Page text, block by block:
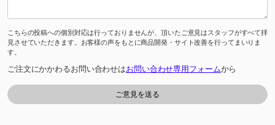
こちらの投稿への個別対応は行っておりませんが、頂いたご意見はスタッフがすべて拝
見させていただきます。お客様の声をもとに商品開発・サイト改善を行ってまいりま
す。
ご注文にかかわるお問い合わせはお問い合わせ専用フォームから